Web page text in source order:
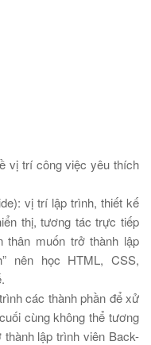
vị trí công việc yêu thích
vị trí lập trình, thiết kế
thị, tương tác trực tiếp
thân muốn trở thành lập
nên học HTML, CSS,
các thành phần để xử
cùng không thể tương
lập trình viên Back-